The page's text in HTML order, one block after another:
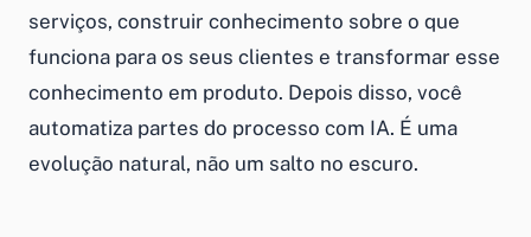
serviços, construir conhecimento sobre o que
funciona para os seus clientes e transformar esse
conhecimento em produto. Depois disso, você
automatiza partes do processo com IA. É uma
evolução natural, não um salto no escuro.